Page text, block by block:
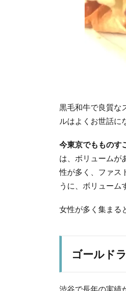
黒毛和牛で良質な
ルはよくお世話に
今東京でもものす
は、ボリュームが
性が多く、ファス
うに、ボリューム
女性が多く集まる
ゴールド
渋谷で長年の実績